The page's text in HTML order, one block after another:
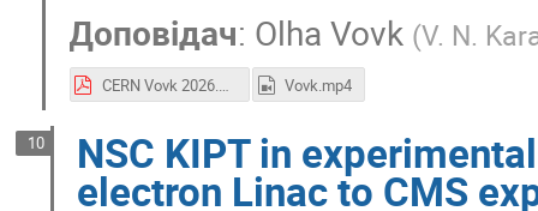
Доповідач: Olha Vovk (V. N.
CERN Vovk 2026.pdf Vovk.mp4
10 NSC KIPT in
electron Linac to CMS